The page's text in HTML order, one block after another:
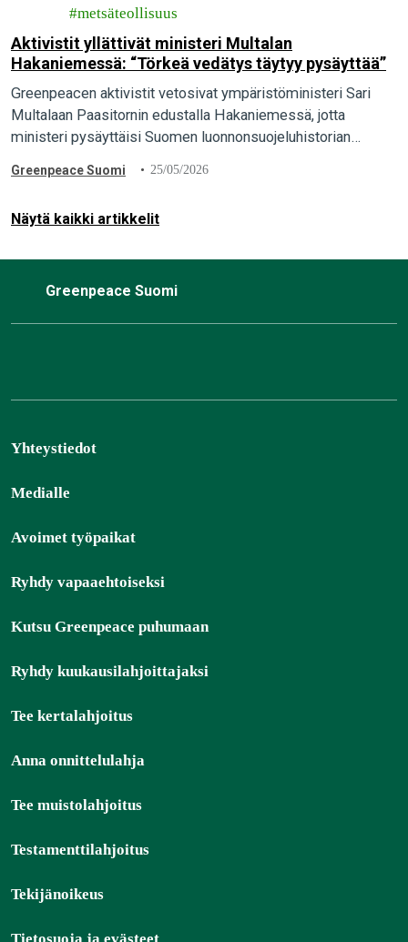
metsäteollisuus
Aktivistit yllättivät ministeri Multalan
Hakaniemessä: “Törkeä vedätys täytyy pysäyttää”
Greenpeacen aktivistit vetosivat ympäristöministeri Sari
Multalaan Paasitornin edustalla Hakaniemessä, jotta
ministeri pysäyttäisi Suomen luonnonsuojeluhistorian
metsätalousministeriön valmistelema törkeä vedätys täytyy
Greenpeace Suomi 25/05/2026
Näytä kaikki artikkelit
Greenpeace Suomi
Yhteystiedot
Medialle
Avoimet työpaikat
Ryhdy vapaaehtoiseksi
Kutsu Greenpeace puhumaan
Ryhdy kuukausilahjoittajaksi
Tee kertalahjoitus
Anna onnittelulahja
Tee muistolahjoitus
Testamenttilahjoitus
Tekijänoikeus